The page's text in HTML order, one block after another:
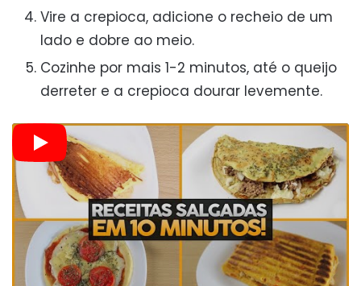
Vire a crepioca, adicione o recheio de um
lado e dobre ao meio.
Cozinhe por mais 1-2 minutos, até o queijo
derreter e a crepioca dourar levemente.